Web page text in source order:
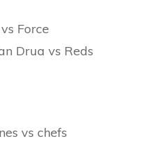
Force
Drua vs Reds
vs chefs